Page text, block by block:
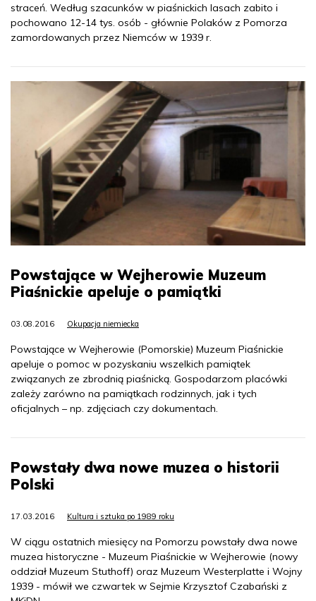
straceń. Według szacunków w piaśnickich lasach zabito i
pochowano 12-14 tys. osób - głównie Polaków z Pomorza
zamordowanych przez Niemców w 1939 r.
Powstające w Wejherowie Muzeum
Piaśnickie apeluje o pamiątki
03.08.2016 Okupacja niemiecka
Powstające w Wejherowie (Pomorskie) Muzeum Piaśnickie
apeluje o pomoc w pozyskaniu wszelkich pamiątek
związanych ze zbrodnią piaśnicką. Gospodarzom placówki
zależy zarówno na pamiątkach rodzinnych, jak i tych
oficjalnych – np. zdjęciach czy dokumentach.
Powstały dwa nowe muzea o historii
Polski
17.03.2016 Kultura i sztuka po 1989 roku
W ciągu ostatnich miesięcy na Pomorzu powstały dwa nowe
muzea historyczne - Muzeum Piaśnickie w Wejherowie (nowy
oddział Muzeum Stuthoff) oraz Muzeum Westerplatte i Wojny
1939 - mówił we czwartek w Sejmie Krzysztof Czabański z